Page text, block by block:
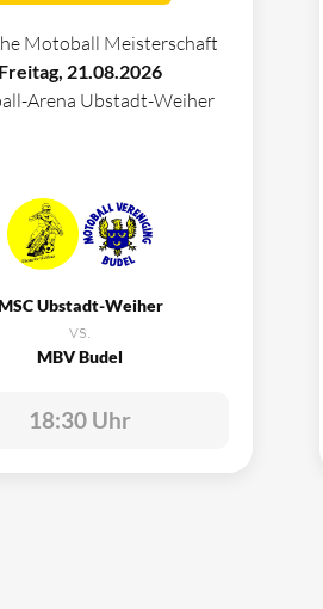
Motoball Meisterschaft
Freitag, 21.08.2026
Arena Ubstadt-Weiher
Ubstadt-Weiher
vs.
MBV Budel
18:30 Uhr